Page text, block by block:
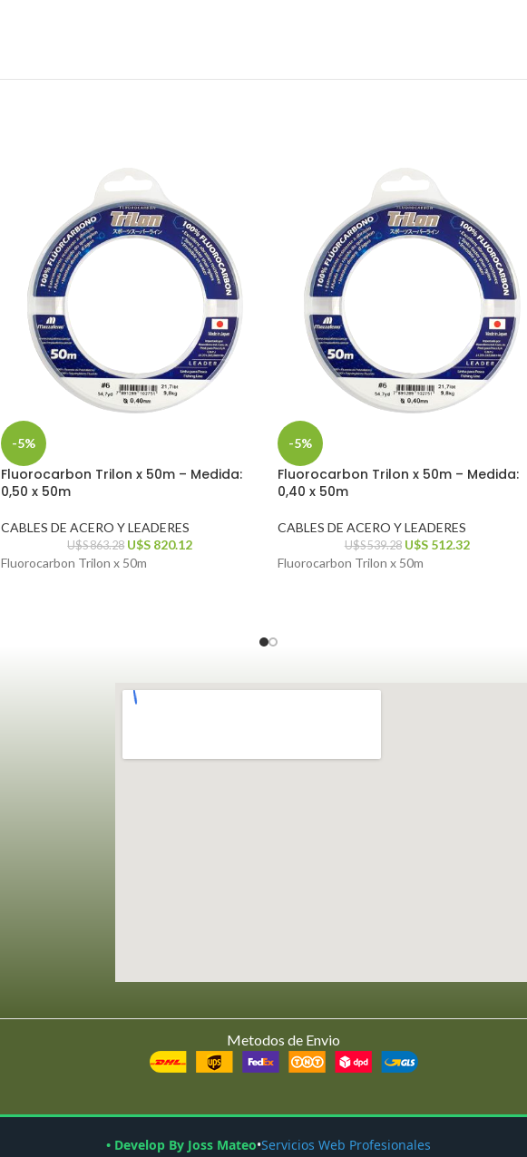
-5%
Fluorocarbon Trilon x 50m – Medida:
0,50 x 50m
CABLES DE ACERO Y LEADERES
U$S863.28 U$S 820.12
Fluorocarbon Trilon x 50m
-5%
Fluorocarbon Trilon x 50m – Medida:
0,40 x 50m
CABLES DE ACERO Y LEADERES
U$S539.28 U$S 512.32
Fluorocarbon Trilon x 50m
Metodos de Envio
• Develop By Joss Mateo•Servicios Web Profesionales